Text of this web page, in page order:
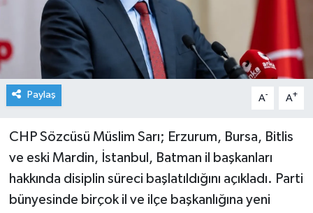
Paylaş A- A+
CHP Sözcüsü Müslim Sarı; Erzurum, Bursa, Bitlis
ve eski Mardin, İstanbul, Batman il başkanları
hakkında disiplin süreci başlatıldığını açıkladı. Parti
bünyesinde birçok il ve ilçe başkanlığına yeni